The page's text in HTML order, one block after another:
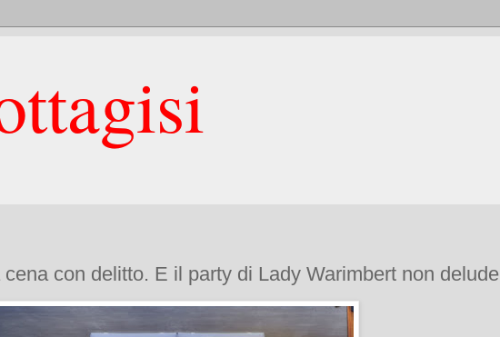
cena con delitto. E il party di Lady Warimbert non delude